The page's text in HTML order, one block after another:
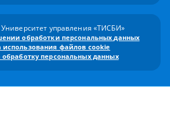
управления «ТИСБИ»
обработки персональных данных
использования файлов cookie
обработку персональных данных